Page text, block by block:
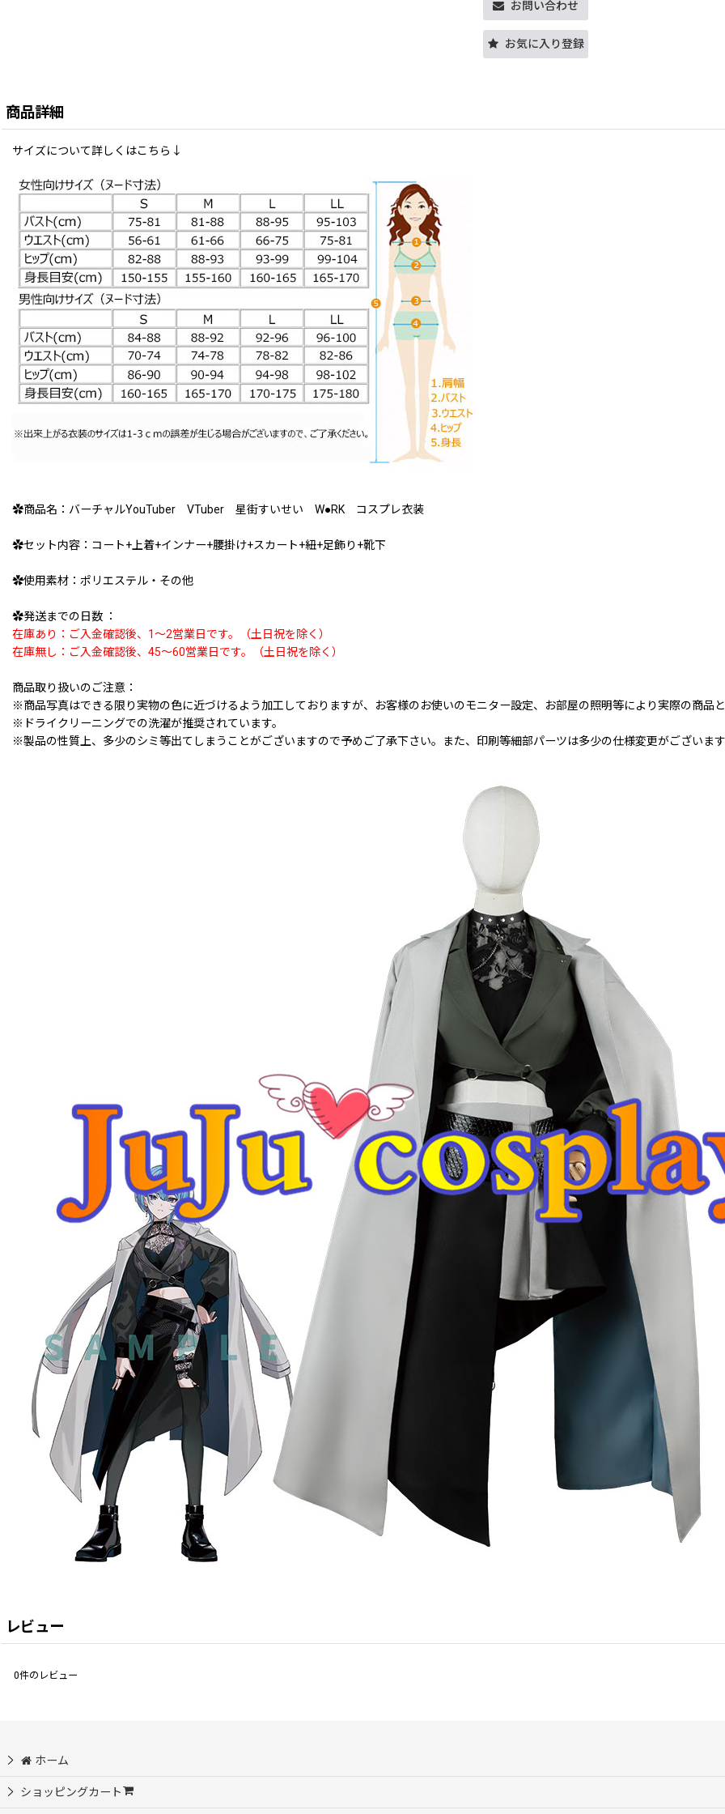
お問い合わせ
お気に入り登録
商品詳細
サイズについて詳しくはこちら↓
✿商品名：バーチャルYouTuber VTuber 星街すいせい W●RK コスプレ衣装
✿セット内容：コート+上着+インナー+腰掛け+スカート+紐+足飾り+靴下
✿使用素材：ポリエステル・その他
✿発送までの日数 ：
在庫あり：ご入金確認後、1〜2営業日です。（土日祝を除く）
在庫無し：ご入金確認後、45〜60営業日です。（土日祝を除く）
商品取り扱いのご注意：
※商品写真はできる限り実物の色に近づけるよう加工しておりますが、お客様のお使いのモニター設定、お部屋の照明等により実際の商品
※ドライクリーニングでの洗濯が推奨されています。
※製品の性質上、多少のシミ等出てしまうことがございますので予めご了承下さい。また、印刷等細部パーツは多少の仕様変更がございます
レビュー
0件のレビュー
ホーム
ショッピングカート